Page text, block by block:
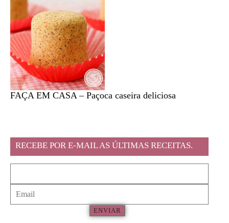
FAÇA EM CASA – Paçoca caseira deliciosa
RECEBE POR E-MAIL AS ÚLTIMAS RECEITAS.
ENVIAR